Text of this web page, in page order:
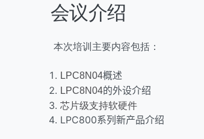
会议介绍
本次培训主要内容包括：
LPC8N04概述
LPC8N04的外设介绍
芯片级支持软硬件
LPC800系列新产品介绍